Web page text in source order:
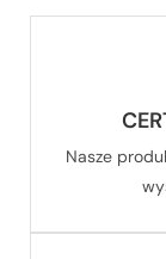
Nasze